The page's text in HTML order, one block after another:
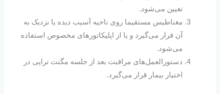
تعیین می‌شود.
مغناطیس مستقیما روی ناحیه آسیب‌ دیده یا نزدیک به
آن قرار می‌گیرد و یا از اپلیکاتور‌های مخصوص استفاده
می‌شود.
دستورالعمل‌های مراقبت بعد از جلسه مگنت تراپی در
اختیار بیمار قرار می‌گیرد.